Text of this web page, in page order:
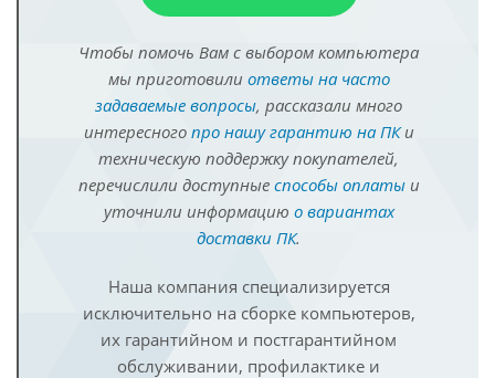
Чтобы помочь Вам с выбором компьютера
мы приготовили ответы на часто
задаваемые вопросы, рассказали много
интересного про нашу гарантию на ПКи
техническую поддержку покупателей,
перечислили доступные способы оплатыи
уточнили информацию о вариантах
доставки ПК.
Наша компания специализируется
исключительно на сборке компьютеров,
их гарантийном и постгарантийном
обслуживании, профилактике и